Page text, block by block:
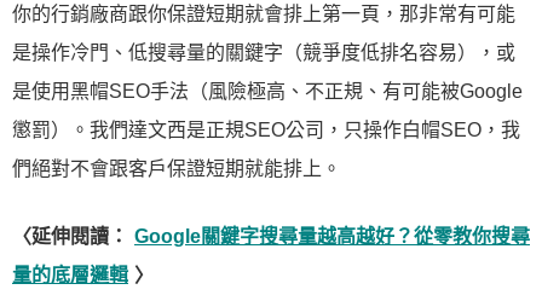
你的行銷廠商跟你保證短期就會排上第一頁，那非常有可能
是操作冷門、低搜尋量的關鍵字（競爭度低排名容易），或
是使用黑帽SEO手法（風險極高、不正規、有可能被Google
懲罰）。我們達文西是正規SEO公司，只操作白帽SEO，我
們絕對不會跟客戶保證短期就能排上。
〈延伸閱讀：
Google關鍵字搜尋量越高越好？從零教你搜尋
量的底層邏輯 〉